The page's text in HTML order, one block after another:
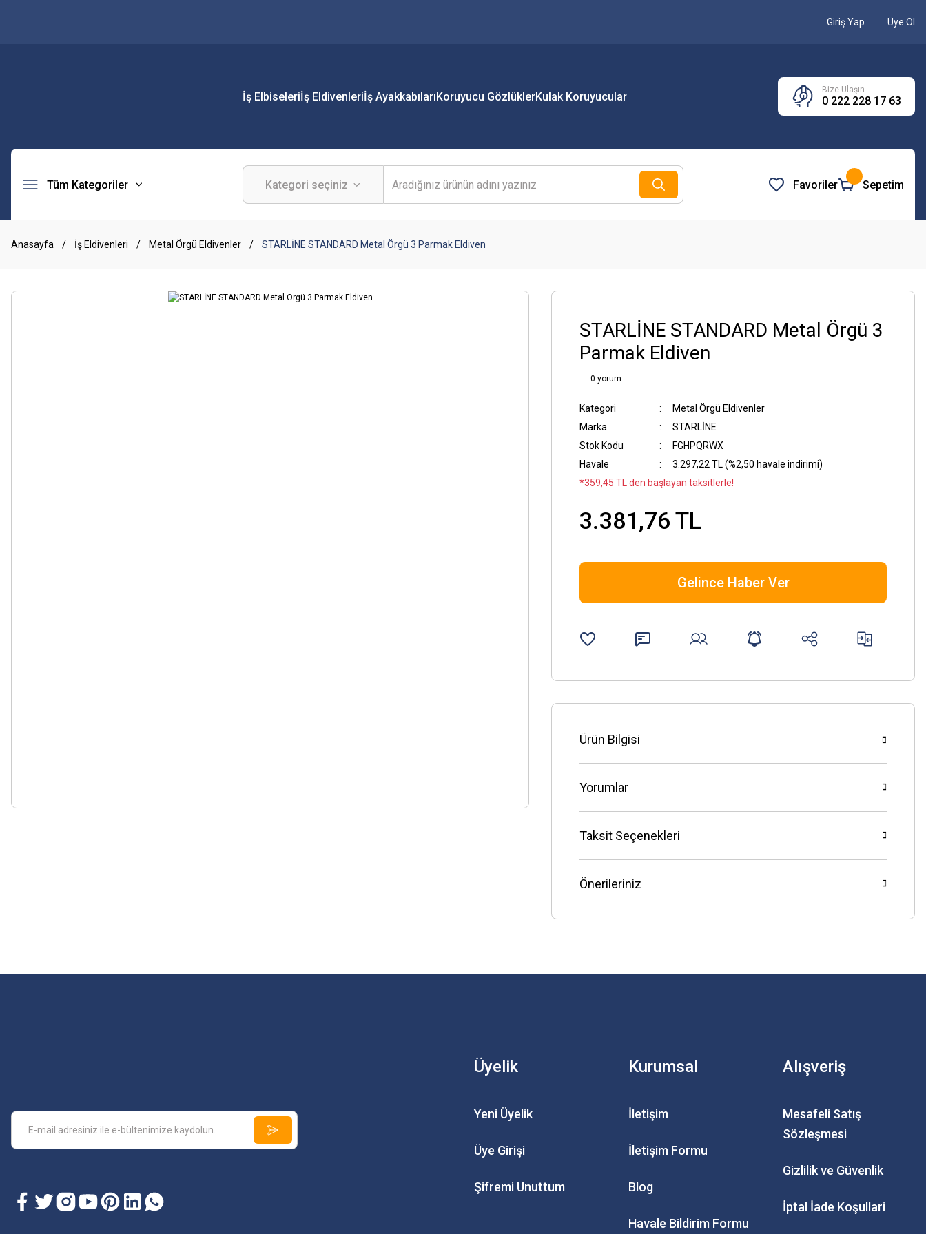
Giriş Yap Üye Ol
İş Elbiseleriİş Eldivenleriİş AyakkabılarıKoruyucu GözlüklerKulak Koruyucular
Bize Ulaşın
0 222 228 17 63
Tüm Kategoriler Favoriler Sepetim
Anasayfa İş Eldivenleri Metal Örgü Eldivenler STARLİNE STANDARD Metal Örgü 3 Parmak Eldiven
STARLİNE STANDARD Metal Örgü 3
Parmak Eldiven
0 yorum
Kategori
Metal Örgü Eldivenler
Marka
STARLİNE
Stok Kodu
FGHPQRWX
Havale
3.297,22 TL (%2,50 havale indirimi)
*359,45 TL den başlayan taksitlerle!
3.381,76 TL
Gelince Haber Ver
Ürün Bilgisi
Yorumlar
Taksit Seçenekleri
Önerileriniz
Üyelik
Yeni Üyelik
Üye Girişi
Şifremi Unuttum
Kurumsal
İletişim
İletişim Formu
Blog
Havale Bildirim Formu
Alışveriş
Mesafeli Satış
Sözleşmesi
Gizlilik ve Güvenlik
İptal İade Koşullari